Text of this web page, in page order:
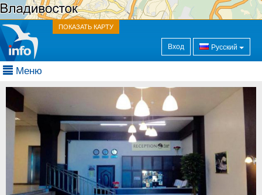
ПОКАЗАТЬ КАРТУ
Вход Русский
Меню